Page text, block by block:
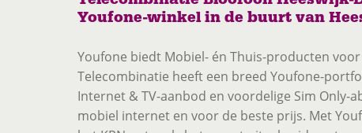
Youfone-winkel in de buurt van
Youfone biedt Mobiel- én Thuis-producten
Telecombinatie heeft een breed Youfone-
Internet & TV-aanbod en voordelige Sim Only-
mobiel internet en voor de beste prijs. Met